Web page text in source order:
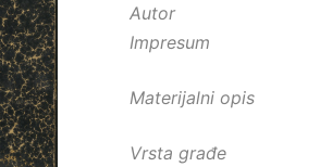
Autor
Impresum
Materijalni opis
Vrsta građe